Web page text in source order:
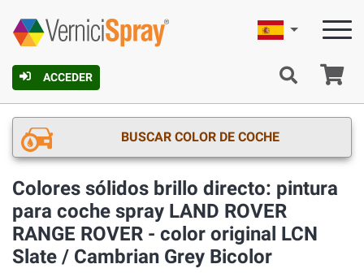
ACCEDER
Español
BUSCAR COLOR DE COCHE
Colores sólidos brillo directo: pintura
para coche spray LAND ROVER
RANGE ROVER - color original LCN
Slate / Cambrian Grey Bicolor